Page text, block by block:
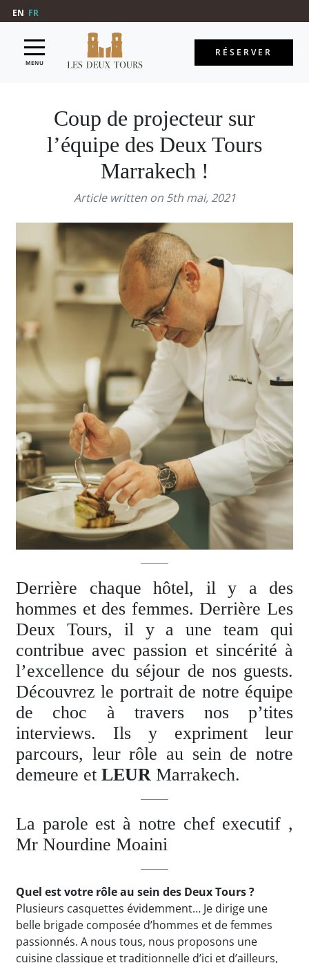
EN FR
MENU
RÉSERVER
Coup de projecteur sur
l’équipe des Deux Tours
Marrakech !
Article written on 5th mai, 2021
Derrière chaque hôtel, il y a des
hommes et des femmes. Derrière Les
Deux Tours, il y a une team qui
contribue avec passion et sincérité à
l’excellence du séjour de nos guests.
Découvrez le portrait de notre équipe
de choc à travers nos p’tites
interviews. Ils y expriment leur
parcours, leur rôle au sein de notre
demeure et LEUR Marrakech.
La parole est à notre chef executif ,
Mr Nourdine Moaini
Quel est votre rôle au sein des Deux Tours ?
Plusieurs casquettes évidemment… Je dirige une
belle brigade composée d’hommes et de femmes
passionnés. A nous tous, nous proposons une
cuisine classique et traditionnelle d’ici et d’ailleurs,